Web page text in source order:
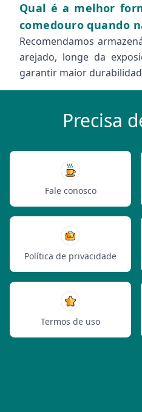
Qual é a melhor
comedouro quando
Recomendamos
arejado, longe da
garantir maior
Precisa
Fale conosco
Política de privacidade
Termos de uso